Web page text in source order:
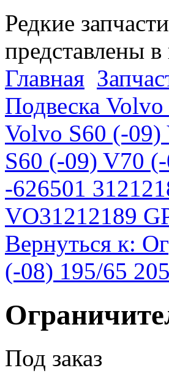
Редкие
представлены
Главная
Подвеска
Volvo S60 (-09)
S60 (-09) V70
-626501
VO31212189
Вернуться к:
(-08) 195/65
Под заказ